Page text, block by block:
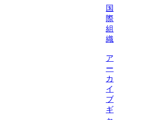
国
際
組
織
ア
ー
カ
イ
ブ
ギ